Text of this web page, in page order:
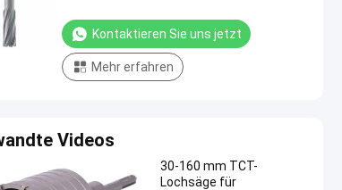
Kontaktieren Sie uns jetzt
Mehr erfahren
Videos
30-160 mm TCT-
Lochsäge für